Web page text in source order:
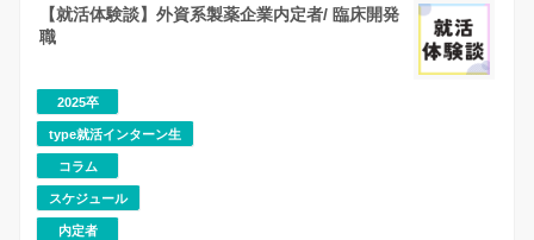
【就活体験談】外資系製薬企業内定者/ 臨床開発
職
2025卒
type就活インターン生
コラム
スケジュール
内定者